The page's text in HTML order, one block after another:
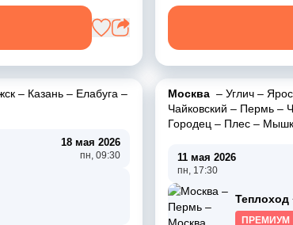
– Казань – Елабуга –
18 мая 2026
пн, 09:30
Москва – Углич –
Чайковский – Пермь –
Городец – Плес –
11 мая 2026
пн, 17:30
Теплоход
ПРЕМИУМ